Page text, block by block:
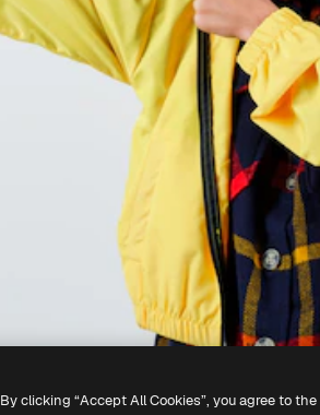
By clicking “Accept All Cookies”, you agree to